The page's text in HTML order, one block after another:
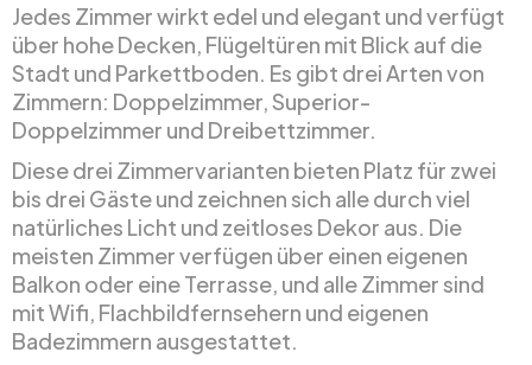
Jedes Zimmer wirkt edel und elegant und verfügt
über hohe Decken, Flügeltüren mit Blick auf die
Stadt und Parkettboden. Es gibt drei Arten von
Zimmern: Doppelzimmer, Superior-
Doppelzimmer und Dreibettzimmer.
Diese drei Zimmervarianten bieten Platz für zwei
bis drei Gäste und zeichnen sich alle durch viel
natürliches Licht und zeitloses Dekor aus. Die
meisten Zimmer verfügen über einen eigenen
Balkon oder eine Terrasse, und alle Zimmer sind
mit Wifi, Flachbildfernsehern und eigenen
Badezimmern ausgestattet.